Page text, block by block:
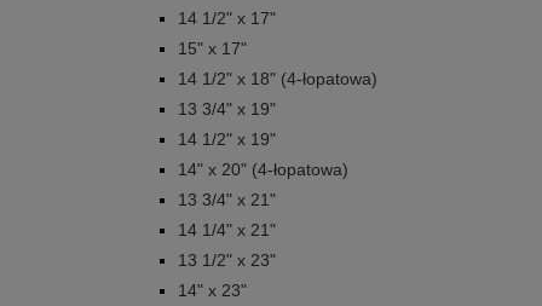
14 1/2" x 17"
15" x 17"
14 1/2" x 18" (4-łopatowa)
13 3/4" x 19"
14 1/2" x 19"
14" x 20" (4-łopatowa)
13 3/4" x 21"
14 1/4" x 21"
13 1/2" x 23"
14" x 23"